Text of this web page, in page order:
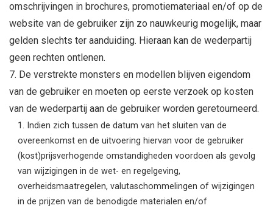
omschrijvingen in brochures, promotiemateriaal en/of op de
website van de gebruiker zijn zo nauwkeurig mogelijk, maar
gelden slechts ter aanduiding. Hieraan kan de wederpartij
geen rechten ontlenen.
De verstrekte monsters en modellen blijven eigendom
van de gebruiker en moeten op eerste verzoek op kosten
van de wederpartij aan de gebruiker worden geretourneerd.
Indien zich tussen de datum van het sluiten van de
overeenkomst en de uitvoering hiervan voor de gebruiker
(kost)prijsverhogende omstandigheden voordoen als gevolg
van wijzigingen in de wet- en regelgeving,
overheidsmaatregelen, valutaschommelingen of wijzigingen
in de prijzen van de benodigde materialen en/of